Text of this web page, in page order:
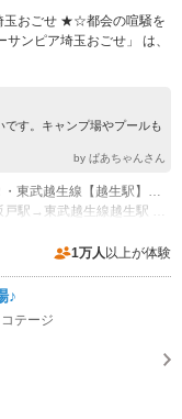
玉おごせ ★☆都会の喧騒を
ンピア埼玉おごせ」 は、
す。キャンプ場やプールも
by ぱあちゃんさん
14:30(オーダーストップ
最終受付20:00) 営業：●
～21:00／11月～3月
17:00 営業：●ホテル売店
ー
1万人 以上が体験
♪
テージ